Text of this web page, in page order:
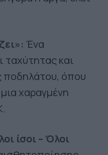
Ένα
ταχύτητας και
ποδηλάτου, όπου
χαραγμένη
ίσοι – Όλοι